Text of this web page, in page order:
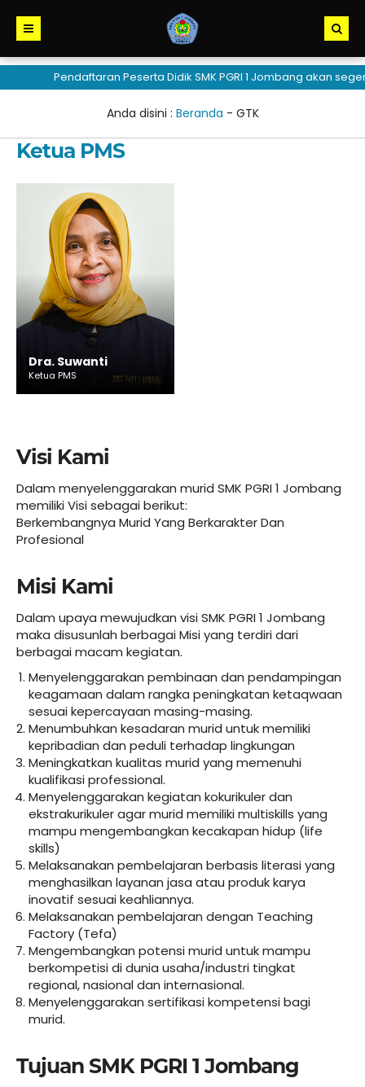
Pendaftaran Peserta Didik SMK PGRI 1 Jombang akan
Anda disini : Beranda - GTK
Ketua PMS
Dra. Suwanti
Ketua PMS
Visi Kami
Dalam menyelenggarakan murid SMK PGRI 1 Jombang
memiliki Visi sebagai berikut:
Berkembangnya Murid Yang Berkarakter Dan
Profesional
Misi Kami
Dalam upaya mewujudkan visi SMK PGRI 1 Jombang
maka disusunlah berbagai Misi yang terdiri dari
berbagai macam kegiatan.
Menyelenggarakan pembinaan dan pendampingan
keagamaan dalam rangka peningkatan ketaqwaan
sesuai kepercayaan masing-masing.
Menumbuhkan kesadaran murid untuk memiliki
kepribadian dan peduli terhadap lingkungan
Meningkatkan kualitas murid yang memenuhi
kualifikasi professional.
Menyelenggarakan kegiatan kokurikuler dan
ekstrakurikuler agar murid memiliki multiskills yang
mampu mengembangkan kecakapan hidup (life
skills)
Melaksanakan pembelajaran berbasis literasi yang
menghasilkan layanan jasa atau produk karya
inovatif sesuai keahliannya.
Melaksanakan pembelajaran dengan Teaching
Factory (Tefa)
Mengembangkan potensi murid untuk mampu
berkompetisi di dunia usaha/industri tingkat
regional, nasional dan internasional.
Menyelenggarakan sertifikasi kompetensi bagi
murid.
Tujuan SMK PGRI 1 Jombang